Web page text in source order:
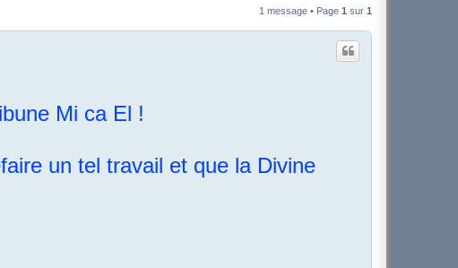
1 message • Page 1 sur 1
Mi ca El !
un tel travail et que la Divine